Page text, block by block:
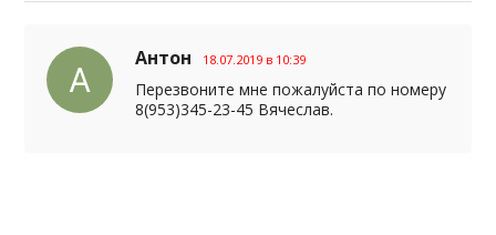
Антон 18.07.2019 в 10:39
Перезвоните мне пожалуйста по номеру
8(953)345-23-45 Вячеслав.